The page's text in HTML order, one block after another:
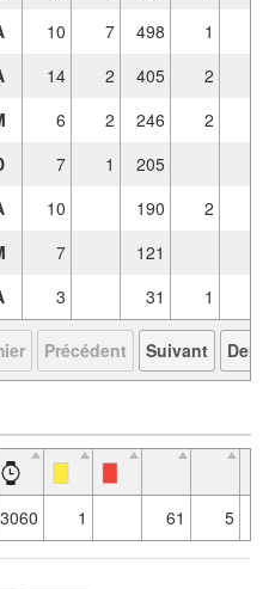
10 7 498
1
14 2 405
2
6 2 246
2
7 1
205
10 190
2
7
121
3 31 1
Précédent Suivant
3060 1 61 5